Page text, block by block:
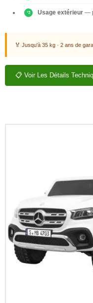
Usage extérieur —
🏅 Jusqu'à 35 kg · 2 ans de
📋 Voir Les Détails